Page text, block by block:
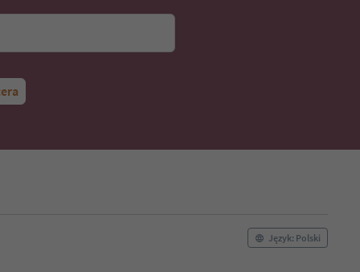
Język: Polski